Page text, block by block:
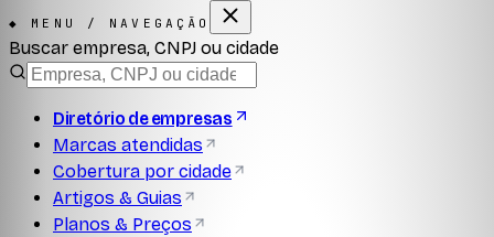
◆ MENU / NAVEGAÇÃO
Buscar empresa, CNPJ ou cidade
Diretório de empresas
Marcas atendidas
Cobertura por cidade
Artigos & Guias
Planos & Preços